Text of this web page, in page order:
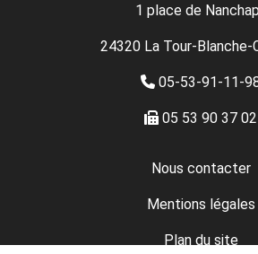
1 place de
24320 La Tour-Blanche-
05-53-91-11-
05 53 90 37 02
Nous contacter
Mentions légales
Plan du site